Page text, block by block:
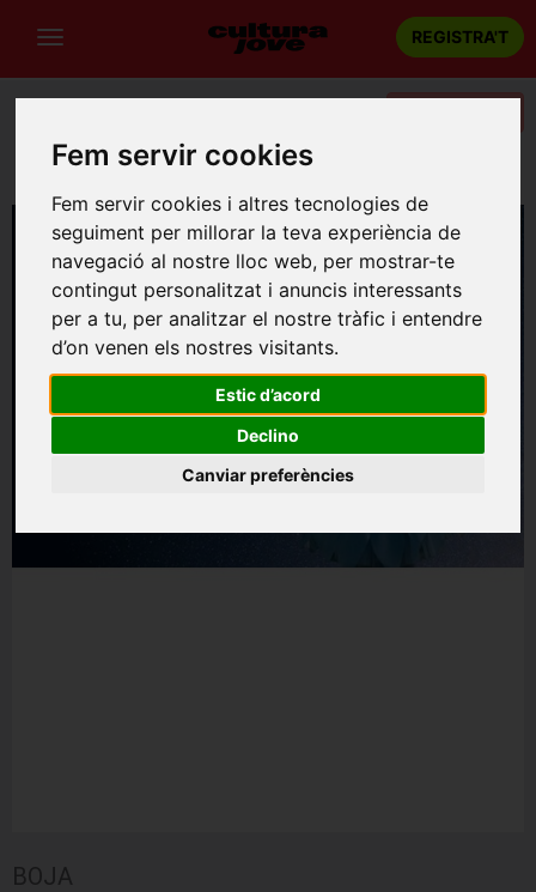
Fem servir cookies
Fem servir cookies i altres tecnologies de
seguiment per millorar la teva experiència de
navegació al nostre lloc web, per mostrar-te
contingut personalitzat i anuncis interessants
per a tu, per analitzar el nostre tràfic i entendre
d’on venen els nostres visitants.
Estic d’acord
Declino
Canviar preferències
REGISTRA'T
Portada Teatre Lleida Boja
BOJA